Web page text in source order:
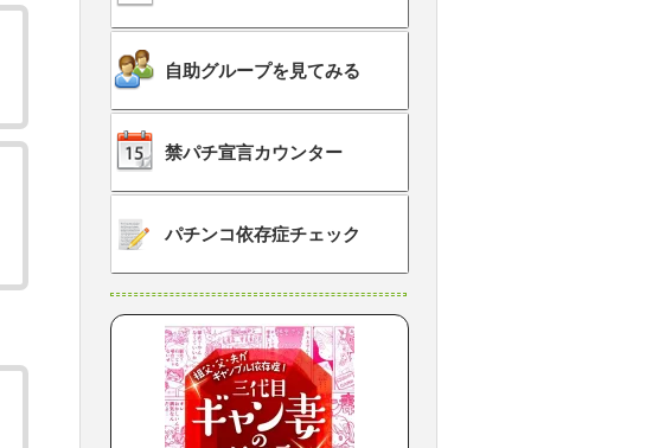
自助グループを見てみる
禁パチ宣言カウンター
パチンコ依存症チェック